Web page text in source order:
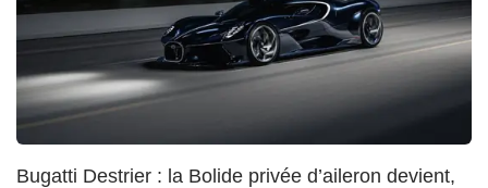
Bugatti Destrier : la Bolide privée d’aileron devient,